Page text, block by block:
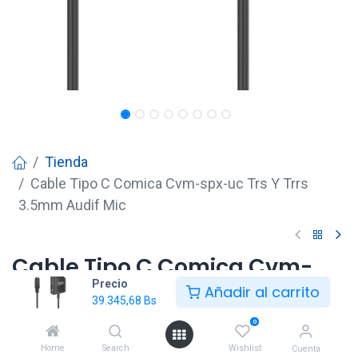
Precio
39.345,68 Bs Añadir al carrito
Home Search
0
Wishlist Cuenta
Tienda
Cable Tipo C Comica Cvm-spx-uc Trs Y Trrs
3.5mm Audif Mic
Cable Tipo C Comica Cvm-
spx-uc Trs Y Trrs 3.5mm Audif
Mic